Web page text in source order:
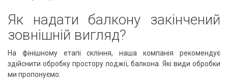
Як надати балкону закінчений
зовнішній вигляд?
На фінішному етапі скління, наша компанія рекомендує
здійснити обробку простору лоджії, балкона. Які види обробки
ми пропонуємо: